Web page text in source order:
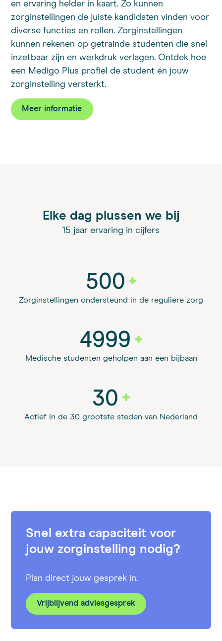
en ervaring helder in kaart. Zo kunnen
zorginstellingen de juiste kandidaten vinden voor
diverse functies en rollen. Zorginstellingen
kunnen rekenen op getrainde studenten die snel
inzetbaar zijn en werkdruk verlagen. Ontdek hoe
een Medigo Plus profiel de student én jouw
zorginstelling versterkt.
Meer informatie
Elke dag plussen we bij
15 jaar ervaring in cijfers
500
Zorginstellingen ondersteund in de reguliere zorg
5000
Medische studenten geholpen aan een bijbaan
30
Actief in de 30 grootste steden van Nederland
Snel extra capaciteit voor
jouw zorginstelling nodig?
Plan direct jouw gesprek in.
Vrijblijvend adviesgesprek